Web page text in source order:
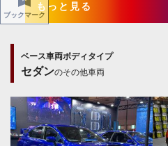
もっと見る
ベース車両ボディタイプ
セダンのその他車両
ブックマーク